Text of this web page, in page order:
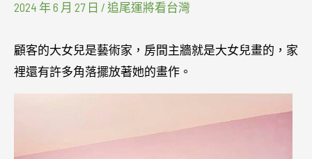
2024 年 6 月 27 日 / 追尾運將看台灣
顧客的大女兒是藝術家，房間主牆就是大女兒畫的，家
裡還有許多角落擺放著她的畫作。